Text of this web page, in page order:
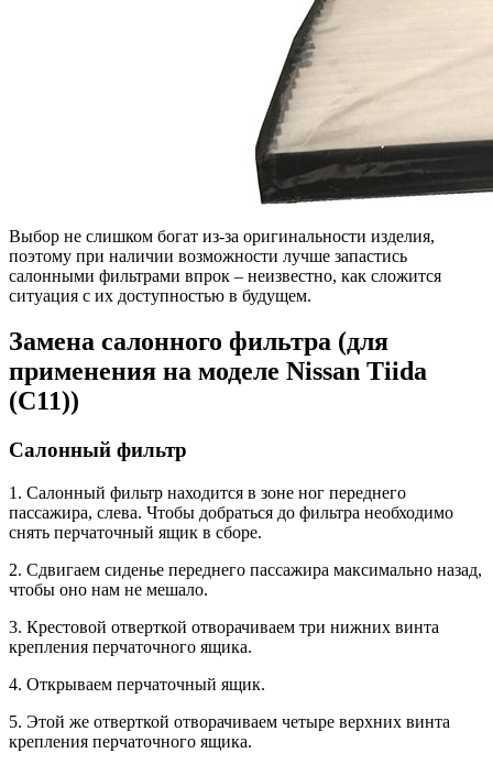
Выбор не слишком богат из-за оригинальности изделия,
поэтому при наличии возможности лучше запастись
салонными фильтрами впрок – неизвестно, как сложится
ситуация с их доступностью в будущем.
Замена салонного фильтра (для
применения на моделе Nissan Tiida
(С11))
Салонный фильтр
1. Салонный фильтр находится в зоне ног переднего
пассажира, слева. Чтобы добраться до фильтра необходимо
снять перчаточный ящик в сборе.
2. Сдвигаем сиденье переднего пассажира максимально назад,
чтобы оно нам не мешало.
3. Крестовой отверткой отворачиваем три нижних винта
крепления перчаточного ящика.
4. Открываем перчаточный ящик.
5. Этой же отверткой отворачиваем четыре верхних винта
крепления перчаточного ящика.